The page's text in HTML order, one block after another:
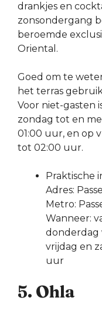
drankjes en
zonsondergang
beroemde
Oriental.
Goed om te
het terras
Voor niet-gasten
zondag tot en
01:00 uur, en op
tot 02:00 uur.
Praktische
Adres:
Metro:
Wanneer:
donderdag
vrijdag en
uur
5. Ohla